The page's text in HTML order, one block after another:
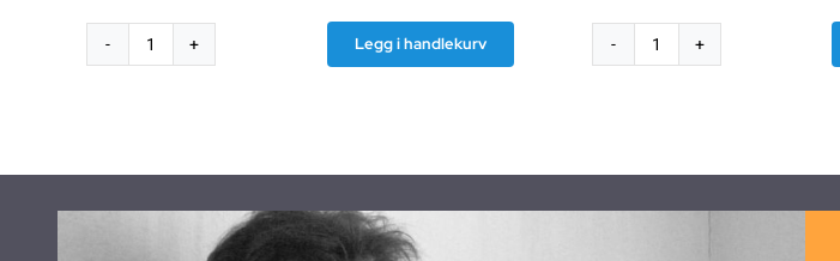
Reisebaldakin/telt
Legg i handlekurv
Reisebaldakin/telt